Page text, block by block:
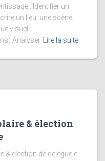
: Identifier un
un lieu, une scène,
visuel
Analyser Lire la suite
& élection
& élection de délégué·e